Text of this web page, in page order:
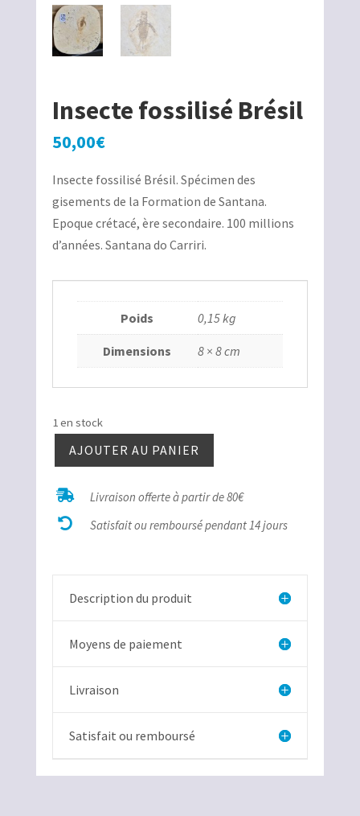
Insecte fossilisé Brésil
50,00€
Insecte fossilisé Brésil. Spécimen des
gisements de la Formation de Santana.
Epoque crétacé, ère secondaire. 100 millions
d’années. Santana do Carriri.
Poids 0,15 kg
Dimensions 8 × 8 cm
1 en stock
quantité
Insecte
fossilisé
AJOUTER AU PANIER
 Livraison offerte à partir de 80€
 Satisfait ou remboursé pendant 14 jours
Description du produit
Moyens de paiement
Livraison
Satisfait ou remboursé